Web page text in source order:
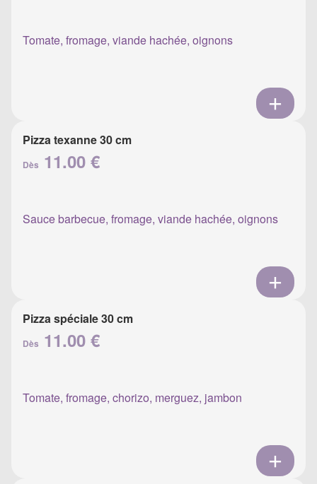
Tomate, fromage, viande hachée, oignons
Pizza texanne 30 cm
Dès 11.00 €
Sauce barbecue, fromage, viande hachée, oignons
Pizza spéciale 30 cm
Dès 11.00 €
Tomate, fromage, chorizo, merguez, jambon